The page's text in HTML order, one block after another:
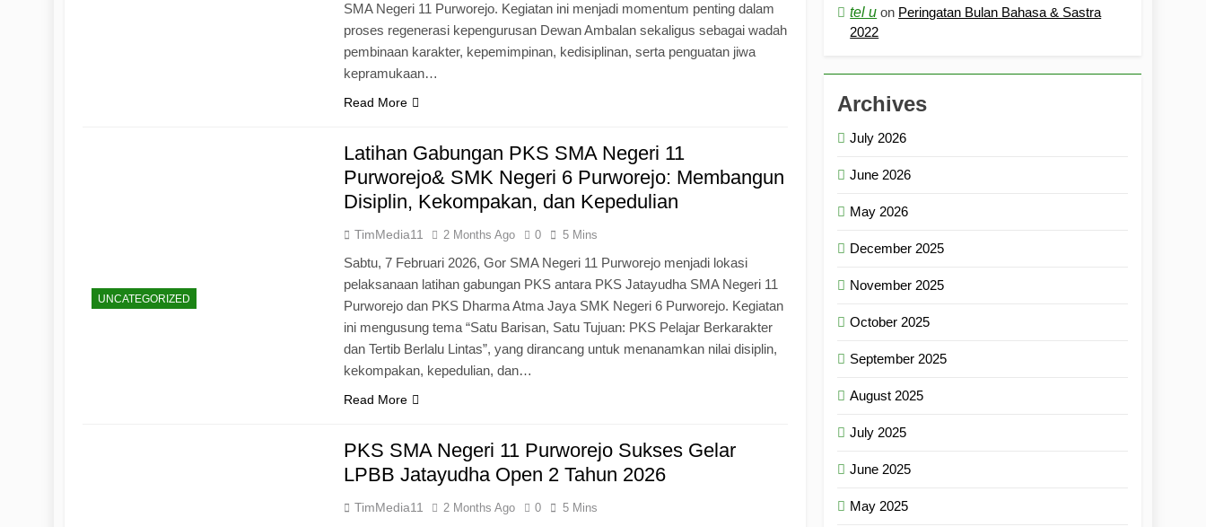
SMA Negeri 11 Purworejo. Kegiatan ini menjadi momentum penting dalam
proses regenerasi kepengurusan Dewan Ambalan sekaligus sebagai wadah
pembinaan karakter, kepemimpinan, kedisiplinan, serta penguatan jiwa
kepramukaan…
Read More
UNCATEGORIZED
Latihan Gabungan PKS SMA Negeri 11
Purworejo& SMK Negeri 6 Purworejo: Membangun
Disiplin, Kekompakan, dan Kepedulian
TimMedia11 2 Months Ago 0 5 Mins
Sabtu, 7 Februari 2026, Gor SMA Negeri 11 Purworejo menjadi lokasi
pelaksanaan latihan gabungan PKS antara PKS Jatayudha SMA Negeri 11
Purworejo dan PKS Dharma Atma Jaya SMK Negeri 6 Purworejo. Kegiatan
ini mengusung tema “Satu Barisan, Satu Tujuan: PKS Pelajar Berkarakter
dan Tertib Berlalu Lintas”, yang dirancang untuk menanamkan nilai disiplin,
kekompakan, kepedulian, dan…
Read More
PKS SMA Negeri 11 Purworejo Sukses Gelar
LPBB Jatayudha Open 2 Tahun 2026
TimMedia11 2 Months Ago 0 5 Mins
tel u on Peringatan Bulan Bahasa & Sastra
2022
Archives
July 2026
June 2026
May 2026
December 2025
November 2025
October 2025
September 2025
August 2025
July 2025
June 2025
May 2025